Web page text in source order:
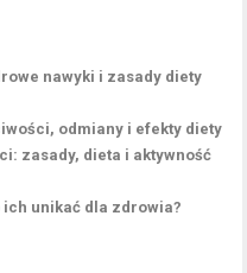
nawyki i zasady diety
odmiany i efekty diety
zasady, dieta i aktywność
unikać dla zdrowia?